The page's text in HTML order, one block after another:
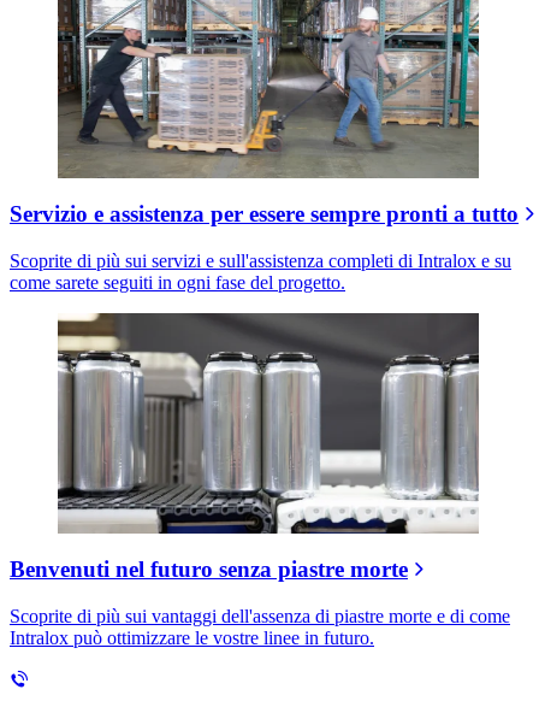
Servizio e assistenza per essere sempre pronti a tutto
Scoprite di più sui servizi e sull'assistenza completi di Intralox e su
come sarete seguiti in ogni fase del progetto.
Benvenuti nel futuro senza piastre morte
Scoprite di più sui vantaggi dell'assenza di piastre morte e di come
Intralox può ottimizzare le vostre linee in futuro.